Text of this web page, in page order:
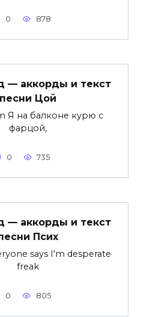
0 878
— аккорды и текст
песни Цой
Я на балконе курю с
фарцой,
0 735
— аккорды и текст
Псих
says I'm desperate
freak
0 805